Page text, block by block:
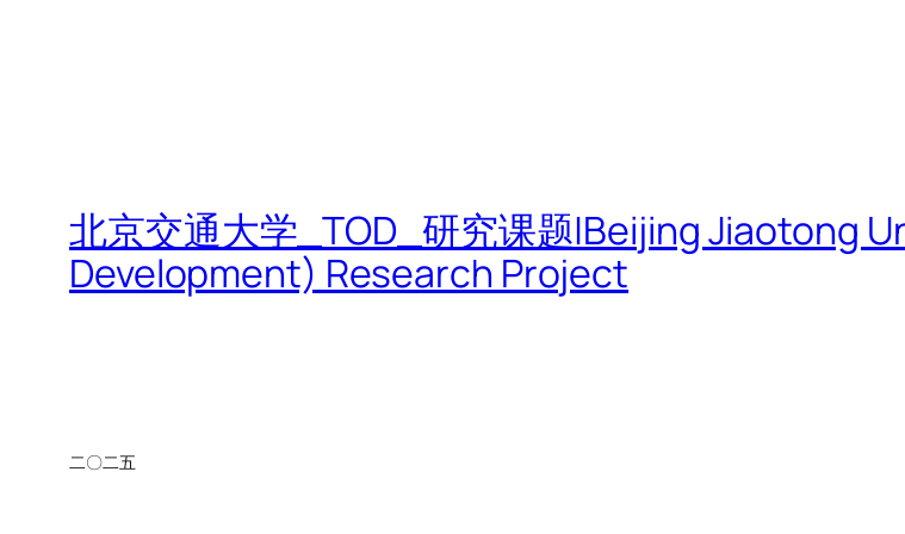
北京交通大学_TOD_研究课题|Beijing Jiaotong
Development) Research Project
二〇二五